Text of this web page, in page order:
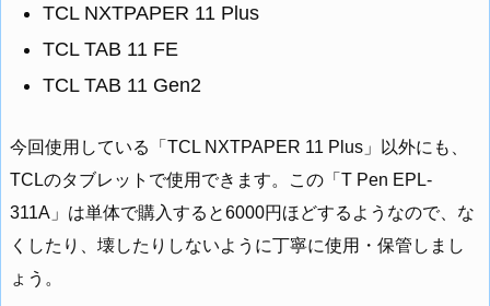
TCL NXTPAPER 11 Plus
TCL TAB 11 FE
TCL TAB 11 Gen2
今回使用している「TCL NXTPAPER 11 Plus」以外にも、
TCLのタブレットで使用できます。この「T Pen EPL-
311A」は単体で購入すると6000円ほどするようなので、な
くしたり、壊したりしないように丁寧に使用・保管しまし
ょう。